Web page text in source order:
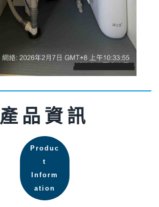
產品資訊
Produc
t
Inform
ation